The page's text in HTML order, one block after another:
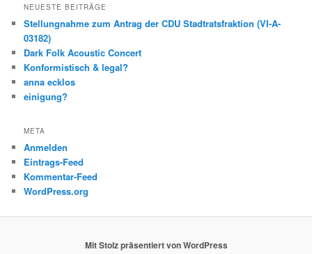
NEUESTE BEITRÄGE
Stellungnahme zum Antrag der CDU Stadtratsfraktion (VI-A-
03182)
Dark Folk Acoustic Concert
Konformistisch & legal?
anna ecklos
einigung?
META
Anmelden
Eintrags-Feed
Kommentar-Feed
WordPress.org
Mit Stolz präsentiert von WordPress